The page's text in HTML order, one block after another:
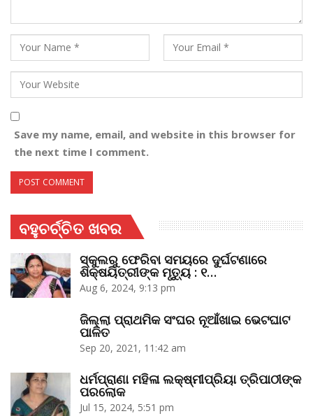
Save my name, email, and website in this browser for
the next time I comment.
ବହୁଚର୍ଚ୍ଚିତ ଖବର
ସ୍କୁଲରୁ ଫେରିବା ସମୟରେ ଦୁର୍ଘଟଣାରେ
ଶିକ୍ଷୟିତ୍ରୀଙ୍କ ମୃତ୍ୟୁ : ୧…
Aug 6, 2024, 9:13 pm
ଜିଲ୍ଲା ପ୍ରାଥମିକ ସଂଘର ନୂଆଁଖାଇ ଭେଟଘାଟ
ପାଳିତ
Sep 20, 2021, 11:42 am
ଧର୍ମପ୍ରାଣା ମହିଳା ଲକ୍ଷ୍ମୀପ୍ରିୟା ତ୍ରିପାଠୀଙ୍କ
ପରଲୋକ
Jul 15, 2024, 5:51 pm